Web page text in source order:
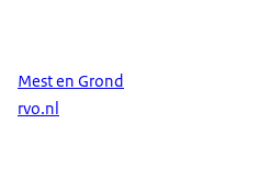
Mest en Grond
rvo.nl